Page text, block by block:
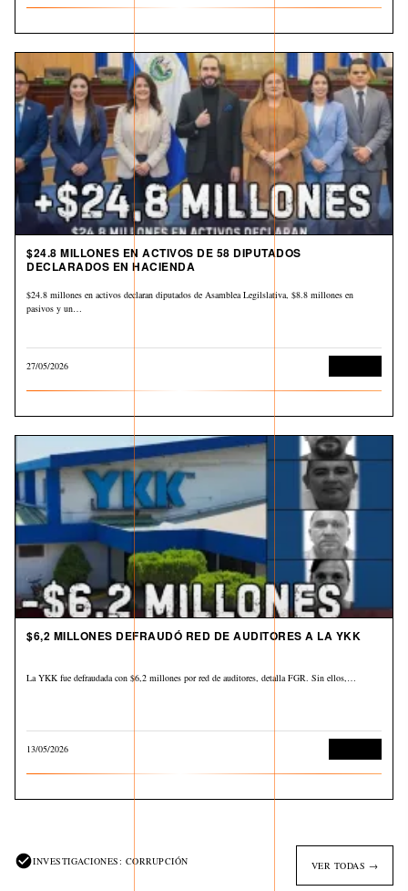
$24.8 MILLONES EN ACTIVOS DE 58 DIPUTADOS
DECLARADOS EN HACIENDA
$24.8 millones en activos declaran diputados de Asamblea Legilslativa, $8.8 millones en
pasivos y un…
27/05/2026
$6,2 MILLONES DEFRAUDÓ RED DE AUDITORES A LA YKK
La YKK fue defraudada con $6,2 millones por red de auditores, detalla FGR. Sin ellos,…
13/05/2026
INVESTIGACIONES: CORRUPCIÓN VER TODAS →